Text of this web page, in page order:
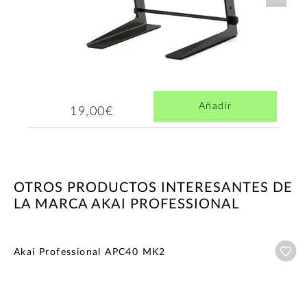
19,00€ Añadir
OTROS PRODUCTOS INTERESANTES DE
LA MARCA AKAI PROFESSIONAL
Akai Professional APC40 MK2